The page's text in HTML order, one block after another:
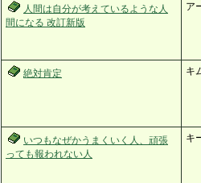
人間は自分が考えているような人
間になる 改訂新版
ア
絶対肯定 キ
いつもなぜかうまくいく人、頑張
っても報われない人
キ